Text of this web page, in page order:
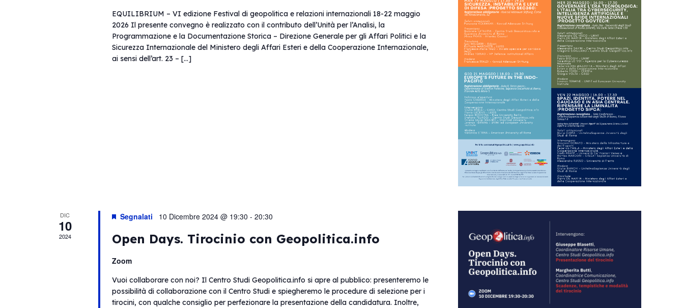
EQUILIBRIUM – VI edizione Festival di geopolitica e relazioni internazionali 18-22 maggio
2026 Il presente convegno è realizzato con il contributo dell’Unità per l’Analisi, la
Programmazione e la Documentazione Storica – Direzione Generale per gli Affari Politici e la
Sicurezza Internazionale del Ministero degli Affari Esteri e della Cooperazione Internazionale,
ai sensi dell’art. 23 – […]
DIC
10
2024
Segnalati 10 Dicembre 2024 @ 19:30 - 20:30
Open Days. Tirocinio con Geopolitica.info
Zoom
Vuoi collaborare con noi? Il Centro Studi Geopolitica.info si apre al pubblico: presenteremo le
possibilità di collaborazione con il Centro Studi e spiegheremo le procedure di selezione per i
tirocini, con qualche consiglio per perfezionare la presentazione della candidatura. Inoltre,